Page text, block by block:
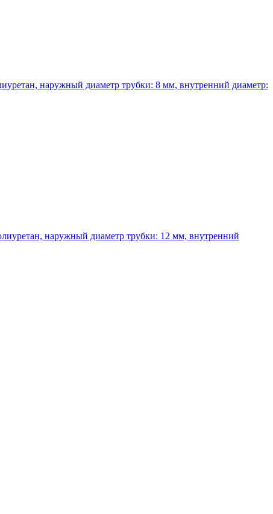
наружный диаметр трубки: 8 мм, внутренний диаметр:
наружный диаметр трубки: 12 мм, внутренний